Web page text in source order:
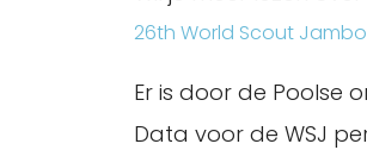
26th World Scout
Er is door de Poolse
Data voor de WSJ